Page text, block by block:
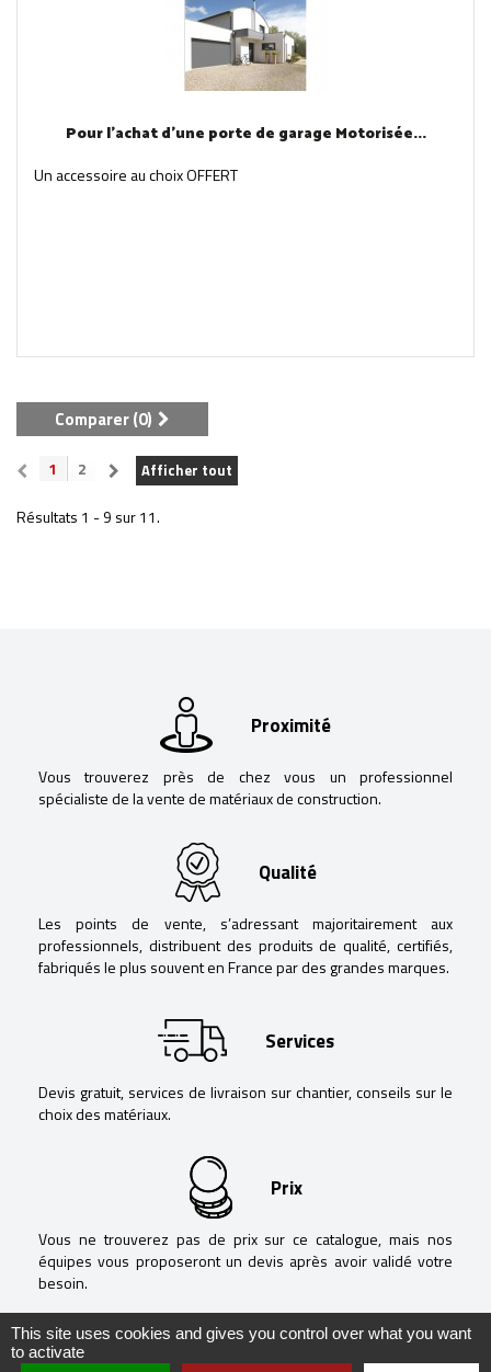
Pour l'achat d'une porte de garage Motorisée...
Un accessoire au choix OFFERT
Comparer (0)
Afficher tout
1 2
Résultats 1 - 9 sur 11.
Proximité
Vous trouverez près de chez vous un professionnel
spécialiste de la vente de matériaux de construction.
Qualité
Les points de vente, s’adressant majoritairement aux
professionnels, distribuent des produits de qualité, certifiés,
fabriqués le plus souvent en France par des grandes marques.
Services
Devis gratuit, services de livraison sur chantier, conseils sur le
choix des matériaux.
Prix
Vous ne trouverez pas de prix sur ce catalogue, mais nos
équipes vous proposeront un devis après avoir validé votre
besoin.
This site uses cookies and gives you control over what you want
to activate